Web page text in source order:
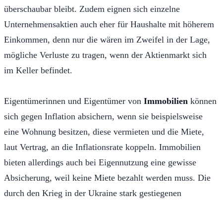
überschaubar bleibt. Zudem eignen sich einzelne
Unternehmensaktien auch eher für Haushalte mit höherem
Einkommen, denn nur die wären im Zweifel in der Lage,
mögliche Verluste zu tragen, wenn der Aktienmarkt sich
im Keller befindet.
Eigentümerinnen und Eigentümer von Immobilien können
sich gegen Inflation absichern, wenn sie beispielsweise
eine Wohnung besitzen, diese vermieten und die Miete,
laut Vertrag, an die Inflationsrate koppeln. Immobilien
bieten allerdings auch bei Eigennutzung eine gewisse
Absicherung, weil keine Miete bezahlt werden muss. Die
durch den Krieg in der Ukraine stark gestiegenen